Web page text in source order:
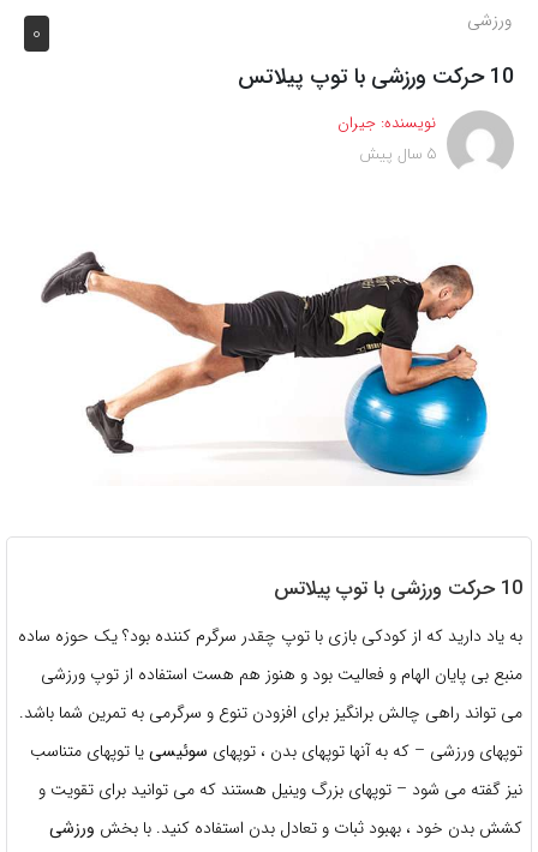
0 ورزشی
10 حرکت ورزشی با توپ پیلاتس
نویسنده: جیران
5 سال پیش
10 حرکت ورزشی با توپ پیلاتس
به یاد دارید که از کودکی بازی با توپ چقدر سرگرم کننده بود؟ یک حوزه ساده
منبع بی پایان الهام و فعالیت بود و هنوز هم هست استفاده از توپ ورزشی
می تواند راهی چالش برانگیز برای افزودن تنوع و سرگرمی به تمرین شما باشد.
توپهای ورزشی – که به آنها توپهای بدن ، توپهای سوئیسییا توپهای متناسب
نیز گفته می شود – توپهای بزرگ وینیل هستند که می توانید برای تقویت و
کشش بدن خود ، بهبود ثبات و تعادل بدن استفاده کنید. با بخش ورزشی